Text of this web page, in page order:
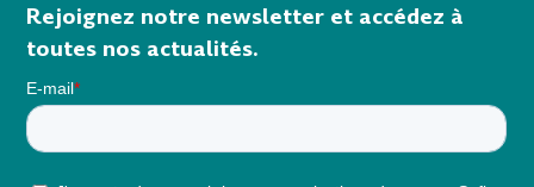
Rejoignez notre newsletter et accédez à
toutes nos actualités.